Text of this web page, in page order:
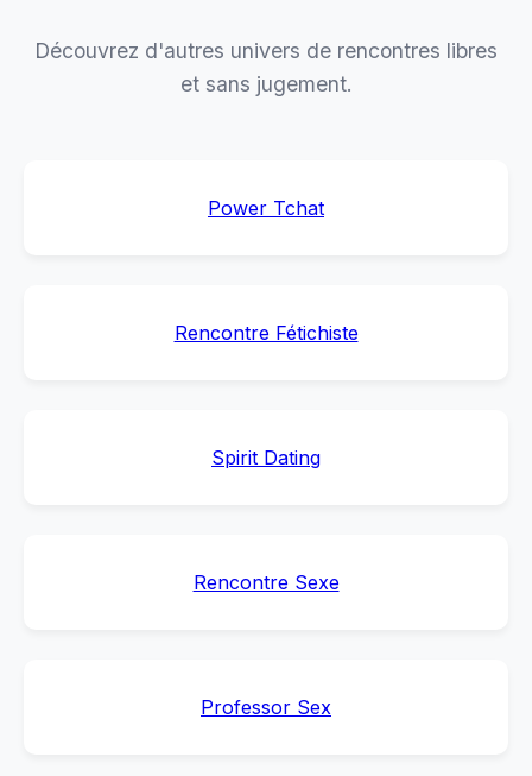
Découvrez d'autres univers de rencontres libres
et sans jugement.
Power Tchat
Rencontre Fétichiste
Spirit Dating
Rencontre Sexe
Professor Sex